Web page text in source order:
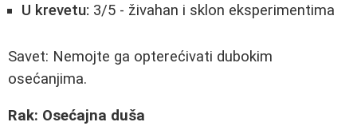
U krevetu: 3/5 - živahan i sklon eksperimentima
Savet: Nemojte ga opterećivati dubokim
osećanjima.
Rak: Osećajna duša